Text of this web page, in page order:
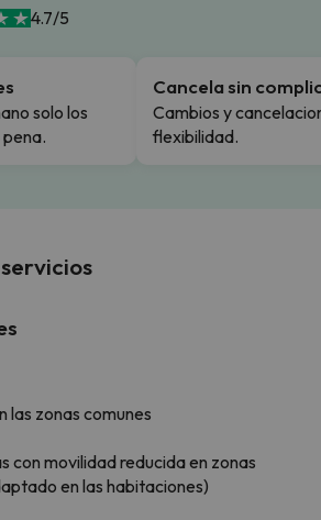
4.7/5
solo los
Cancela sin
Cambios y
flexibilidad.
las zonas comunes
con movilidad reducida en zonas
en las habitaciones)